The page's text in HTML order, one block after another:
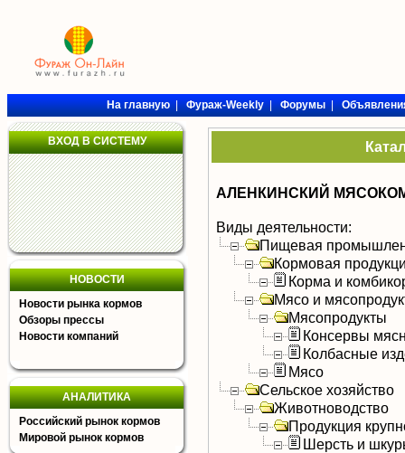
На главную|Фураж-Weekly|Форумы|
ВХОД В СИСТЕМУ
НОВОСТИ
Новости рынка кормов
Обзоры прессы
Новости компаний
АНАЛИТИКА
Российский рынок кормов
Мировой рынок кормов
АЛЕНКИНСКИЙ
Виды деятельности:
Пищевая
Кормовая
Корма и
Мясо и
Мясопродукты
Консервы
Колбасные
Мясо
Сельское хозяйство
Животноводство
Продукция
Шерсть и